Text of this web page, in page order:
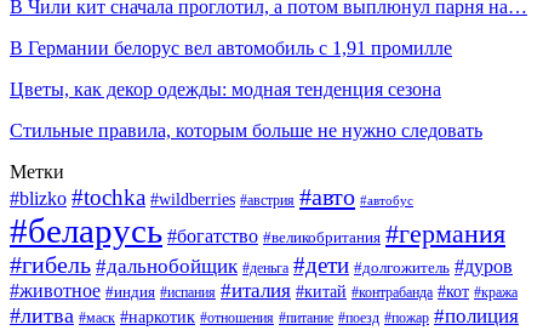
В Чили кит сначала проглотил, а потом выплюнул парня на…
В Германии белорус вел автомобиль с 1,91 промилле
Цветы, как декор одежды: модная тенденция сезона
Стильные правила, которым больше не нужно следовать
Метки
#blizko #tochka #wildberries #австрия #авто #автобус
#беларусь #богатство #великобритания #германия
#гибель #дальнобойщик #деньга #дети #долгожитель #дуров
#животное #индия #испания #италия #китай #контрабанда #кот #кража
#литва #маск #наркотик #отношения #питание #поезд #пожар #полиция